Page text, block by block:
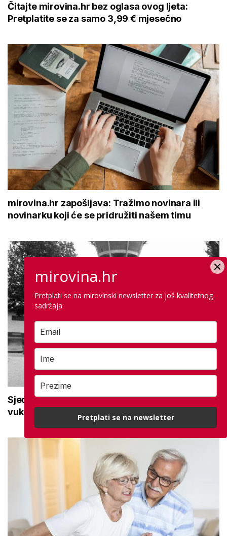
Čitajte mirovina.hr bez oglasa ovog ljeta:
Pretplatite se za samo 3,99 € mjesečno
mirovina.hr zapošljava: Tražimo novinara ili
novinarku koji će se pridružiti našem timu
Sjećanje na herojski grad: Kako su nastali
vukovarski Vodotoranj i Borovo Naselje?
mirovina.hr
Pretplati se na mirovinski newsletter za još kvalitetnog
sadržaja
Pretplati se na newsletter